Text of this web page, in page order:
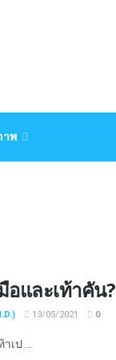
พ
อและเท้าคัน?
13/05/2021 0
ป ...